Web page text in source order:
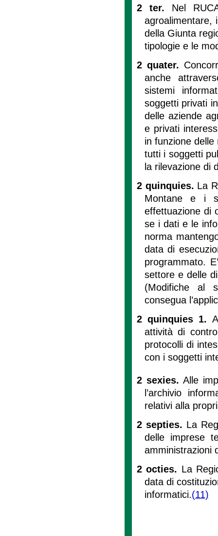
2 ter. Nel
agroalimentare,
della Giunta
tipologie e le
2 quater.
anche
sistemi
soggetti privati
delle aziende
e privati
in funzione
tutti i soggetti
la rilevazione di
2 quinquies. La
Montane e i
effettuazione di
se i dati e le
norma
data di
programmato.
settore e delle
(Modifiche al
consegua
2 quinquies 1.
attività di
protocolli di
con i soggetti
2 sexies.Alle
l’archivio
relativi alla
2 septies. La
delle imprese
amministrazioni
2 octies. La
data di
informatici.(11)